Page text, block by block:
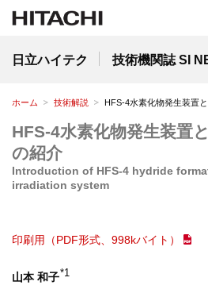
日立ハイテク 技術機関誌 SI
ホーム 技術解説 HFS-4水素化物発生装置
HFS-4水素化物発生装置
の紹介
Introduction of HFS-4 hydride
irradiation system
印刷用（PDF形式、998kバイト）
山本 和子*1